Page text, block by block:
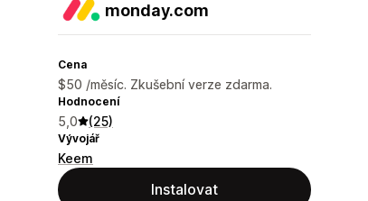
monday.com
Cena
$50 /měsíc. Zkušební verze zdarma.
Hodnocení
5,0 (25)
Vývojář
Keem
Instalovat